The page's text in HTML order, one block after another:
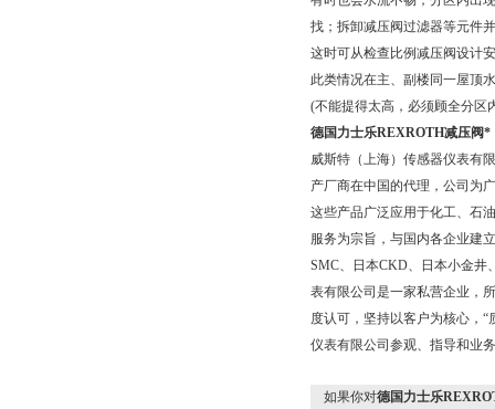
找；拆卸减压阀过滤器等元件
这时可从检查比例减压阀设计
此类情况在主、副楼同一屋顶
(不能提得太高，必须顾全分区
德国力士乐REXROTH减压阀*
威斯特（上海）传感器仪表有
产厂商在中国的代理，公司为
这些产品广泛应用于化工、石
服务为宗旨，与国内各企业建
SMC、日本CKD、日本小金井
表有限公司是一家私营企业，
度认可，坚持以客户为核心，
仪表有限公司参观、指导和业
如果你对德国力士乐